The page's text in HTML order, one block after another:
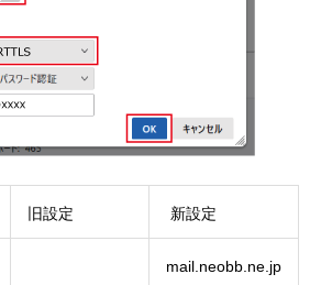
旧設定 新設定
mail.neobb.ne.jp